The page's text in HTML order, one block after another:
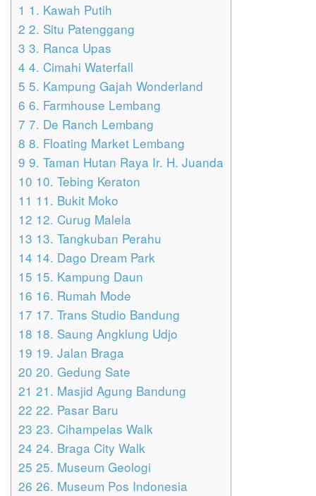
1 1. Kawah Putih
2 2. Situ Patenggang
3 3. Ranca Upas
4 4. Cimahi Waterfall
5 5. Kampung Gajah Wonderland
6 6. Farmhouse Lembang
7 7. De Ranch Lembang
8 8. Floating Market Lembang
9 9. Taman Hutan Raya Ir. H. Juanda
10 10. Tebing Keraton
11 11. Bukit Moko
12 12. Curug Malela
13 13. Tangkuban Perahu
14 14. Dago Dream Park
15 15. Kampung Daun
16 16. Rumah Mode
17 17. Trans Studio Bandung
18 18. Saung Angklung Udjo
19 19. Jalan Braga
20 20. Gedung Sate
21 21. Masjid Agung Bandung
22 22. Pasar Baru
23 23. Cihampelas Walk
24 24. Braga City Walk
25 25. Museum Geologi
26 26. Museum Pos Indonesia